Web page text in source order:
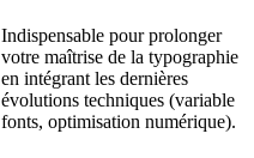
Indispensable pour prolonger
votre maîtrise de la typographie
en intégrant les dernières
évolutions techniques (variable
fonts, optimisation numérique).